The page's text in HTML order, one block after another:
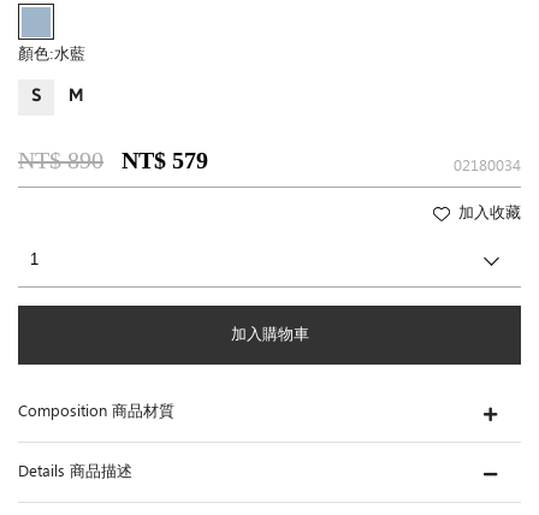
顏色:水藍
S M
NT$ 890 NT$ 579 02180034
加入收藏
加入購物車
Composition 商品材質
Details 商品描述